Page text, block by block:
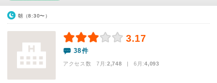
朝（8:30〜）
3.17
38件
アクセス数 7月:2,748 | 6月:4,093